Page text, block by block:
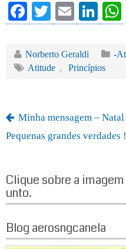
Fa
ce
bo
ok
T
wi
tte
r
E
m
ail
Li
nk
ed
In
Norberto Geraldi -
Atitude , Princípios
Minha mensagem –
Pequenas grandes verdades !
Clique sobre a
unto.
Blog aerosngcanela